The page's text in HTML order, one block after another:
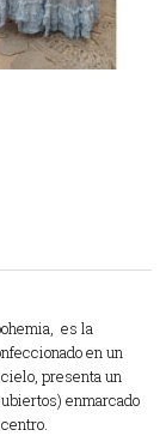
es la
en un
presenta un
enmarcado